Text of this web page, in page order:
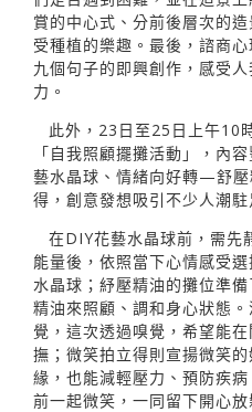
賞的中心式、分前後層次的
受種植的樂趣。最後，諮商
九個句子的即興創作，感受
力。
此外，23日至25日上午10
「自我照顧擺攤活動」，內
藝水晶球、情緒向好轉—舒
得，創意發想吸引不少人潮
在DIY花藝水晶球前，需先
能量後，依照當下心情感受
水晶球；紓壓精油的攤位準
精油來照顧、調和身心狀態
覺，這次透過嗅覺，希望能
撫；微笑拍立得則宣揚微笑
緣，也能減輕壓力、預防疾
前一起微笑，一同留下開心放